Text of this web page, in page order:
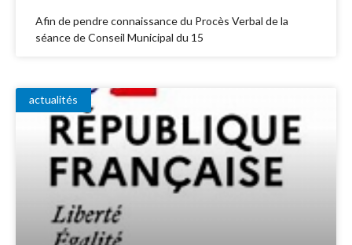
Afin de pendre connaissance du Procès Verbal de la
séance de Conseil Municipal du 15
actualités